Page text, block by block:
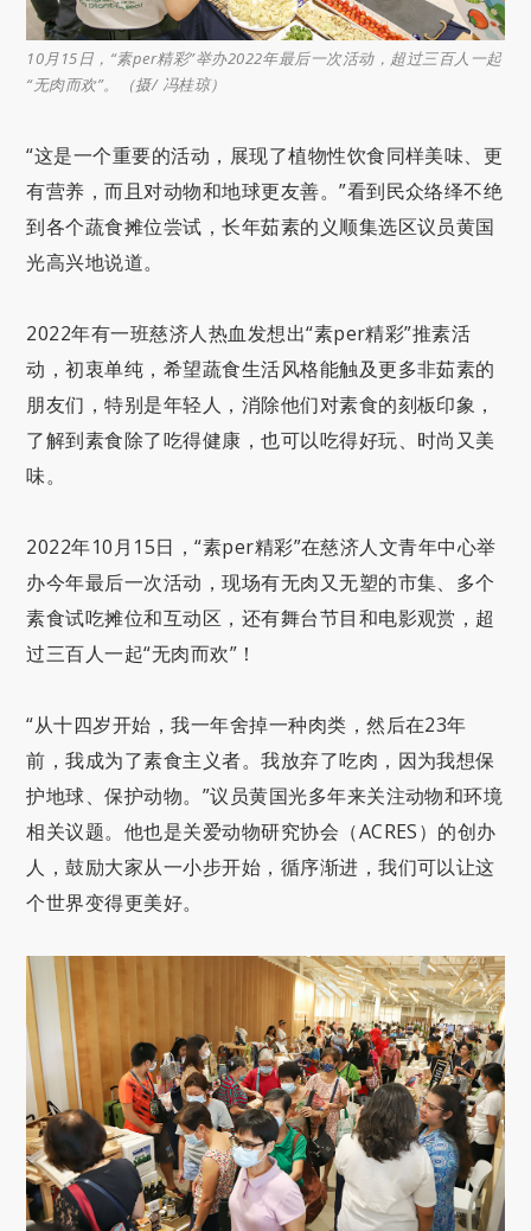
10月15日，“素per精彩”举办2022年最后一次活动，超过三百人一起
“无肉而欢”。（摄/ 冯桂琼）
“这是一个重要的活动，展现了植物性饮食同样美味、更
有营养，而且对动物和地球更友善。”看到民众络绎不绝
到各个蔬食摊位尝试，长年茹素的义顺集选区议员黄国
光高兴地说道。
2022年有一班慈济人热血发想出“素per精彩”推素活
动，初衷单纯，希望蔬食生活风格能触及更多非茹素的
朋友们，特别是年轻人，消除他们对素食的刻板印象，
了解到素食除了吃得健康，也可以吃得好玩、时尚又美
味。
2022年10月15日，“素per精彩”在慈济人文青年中心举
办今年最后一次活动，现场有无肉又无塑的市集、多个
素食试吃摊位和互动区，还有舞台节目和电影观赏，超
过三百人一起“无肉而欢”！
“从十四岁开始，我一年舍掉一种肉类，然后在23年
前，我成为了素食主义者。我放弃了吃肉，因为我想保
护地球、保护动物。”议员黄国光多年来关注动物和环境
相关议题。他也是关爱动物研究协会（ACRES）的创办
人，鼓励大家从一小步开始，循序渐进，我们可以让这
个世界变得更美好。